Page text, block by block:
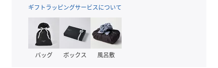
グと同素材のタンク（31520320006）とセットで合わせるの
もおすすめ。デニムやスラックスとも合わせやすく、幅広い
シーンに活躍します。
検索キーワード:ベスト/Vネックベスト/配色パイピング/麻調
ギフトラッピングサービスについて
バッグ ボックス 風呂敷